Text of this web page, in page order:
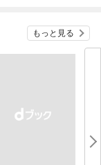
もっと見る